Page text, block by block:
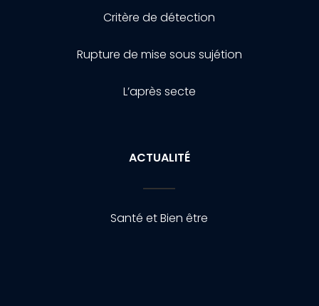
Critère de détection
Rupture de mise sous sujétion
L’après secte
ACTUALITÉ
Santé et Bien être